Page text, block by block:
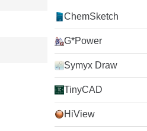
ChemSketch
G*Power
Symyx Draw
TinyCAD
HiView